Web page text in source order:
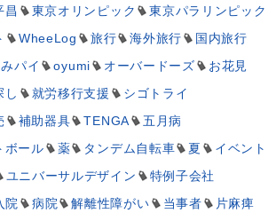
昌 東京オリンピック
東京パラリンピック
WheeLog 旅行 海外旅行
国内旅行
パイ oyumi オーバードーズ
お花見
し 就労移行支援
シゴトライ
補助器具 TENGA
五月病
ボール
薬 タンデム自転車 夏
イベント
ユニバーサルデザイン
特例子会社
院 病院 解離性障がい 当事者
片麻痺